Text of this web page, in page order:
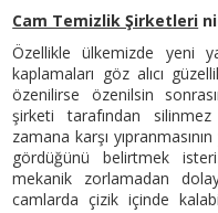
Cam Temizlik Şirketleri
Özellikle ülkemizde yeni
kaplamaları göz alıcı
özenilirse özenilsin
şirketi tarafından
zamana karşı
gördüğünü belirtmek
mekanik zorlamadan
camlarda çizik içinde